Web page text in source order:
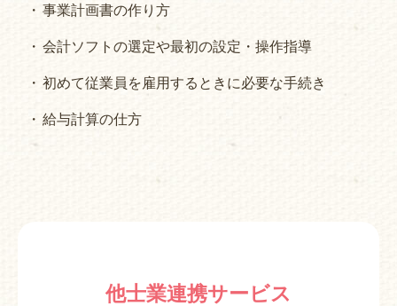
事業計画書の作り方
会計ソフトの選定や最初の設定・操作指導
初めて従業員を雇用するときに必要な手続き
給与計算の仕方
他士業連携サービス